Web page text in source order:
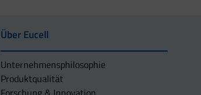
Über Eucell
Unternehmens­philosophie
Produktqualität